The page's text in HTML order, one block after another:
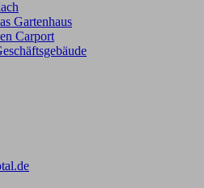
Gartenhaus
Carport